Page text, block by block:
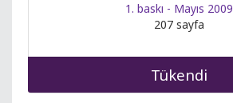
1. baskı - Mayıs 2009
207 sayfa
Tükendi